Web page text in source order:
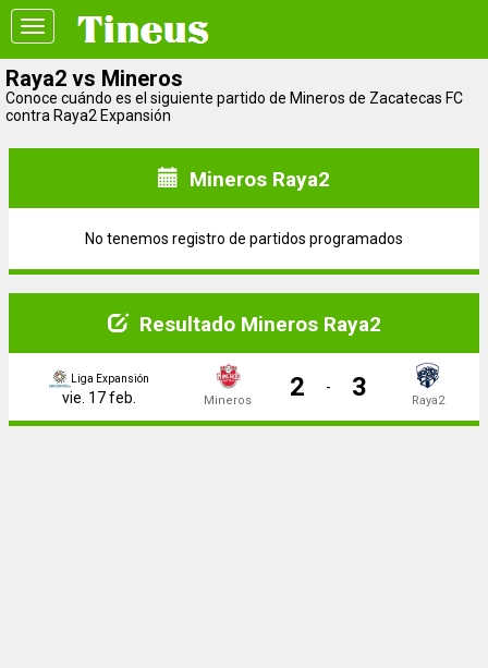
Toggle
navigation
Raya2 vs Mineros
Conoce cuándo es el siguiente partido de Mineros de Zacatecas FC
contra Raya2 Expansión
Mineros Raya2
No tenemos registro de partidos programados
Resultado Mineros Raya2
Liga Expansión
vie. 17 feb. Mineros 2 - 3 Raya2